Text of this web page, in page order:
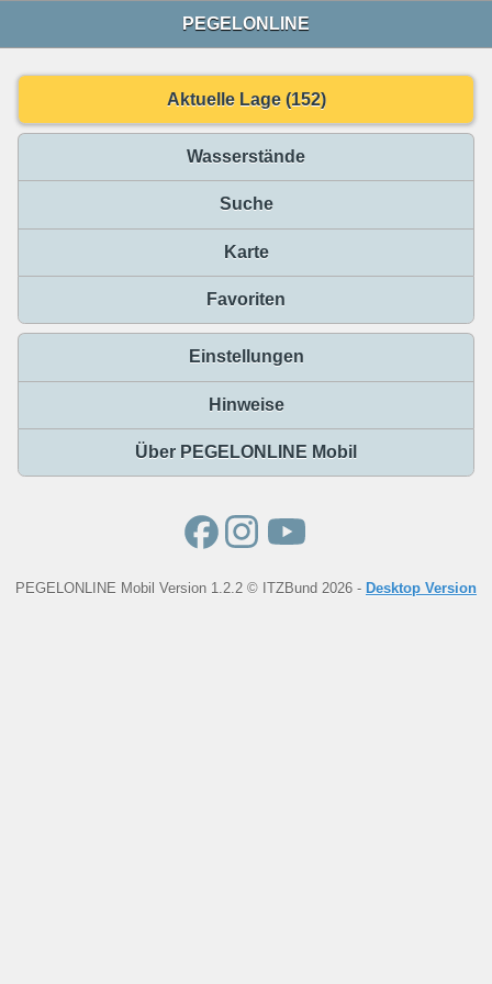
PEGELONLINE
Aktuelle Lage (152)
Wasserstände
Suche
Karte
Favoriten
Einstellungen
Hinweise
Über PEGELONLINE Mobil
PEGELONLINE Mobil Version 1.2.2 © ITZBund 2026 - Desktop Version